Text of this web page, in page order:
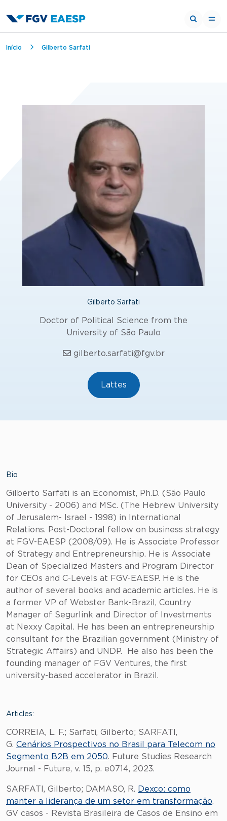
Breadcrumb
Início Gilberto Sarfati
Gilberto Sarfati
Doctor of Political Science from the
University of São Paulo
gilberto.sarfati@fgv.br
Lattes
Bio
Gilberto Sarfati is an Economist, Ph.D. (São Paulo
University - 2006) and MSc. (The Hebrew University
of Jerusalem- Israel - 1998) in International
Relations. Post-Doctoral fellow on business strategy
at FGV-EAESP (2008/09). He is Associate Professor
of Strategy and Entrepreneurship. He is Associate
Dean of Specialized Masters and Program Director
for CEOs and C-Levels at FGV-EAESP. He is the
author of several books and academic articles. He is
a former VP of Webster Bank-Brazil, Country
Manager of Segurlink and Director of Investments
at Nexxy Capital. He has been an entrepreneurship
consultant for the Brazilian government (Ministry of
Strategic Affairs) and UNDP. He also has been the
founding manager of FGV Ventures, the first
university-based accelerator in Brazil.
Articles:
CORREIA, L. F.; Sarfati, Gilberto; SARFATI,
G. Cenários Prospectivos no Brasil para Telecom no
Segmento B2B em 2050. Future Studies Research
Journal - Future, v. 15, p. e0714, 2023.
SARFATI, Gilberto; DAMASO, R. Dexco: como
manter a liderança de um setor em transformação.
GV casos - Revista Brasileira de Casos de Ensino em